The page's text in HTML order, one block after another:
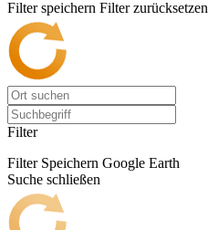
Filter speichern Filter zurücksetzen
Filter
Filter Speichern Google Earth
Suche schließen